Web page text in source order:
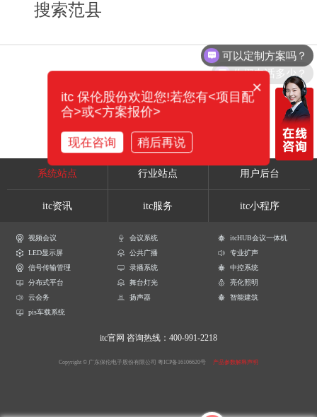
搜索范县
系统站点 行业站点 用户后台
itc资讯 itc服务 itc小程序
视频会议 会议系统
itcHUB会议一体机
LED显示屏
公共广播
专业扩声
信号传输管理
录播系统
中控系统
分布式平台
舞台灯光
亮化照明
云会务
扬声器
智能建筑
pis车载系统
itc官网 咨询热线：400-991-2218
Copyright © 广东保伦电子股份有限公司 粤ICP备16106620号 产品参数解释声明
可以定制方案吗？
你们电话多少？
×
itc 保伦股份欢迎您!若您有<项目配
合>或<方案报价>
现在咨询 稍后再说